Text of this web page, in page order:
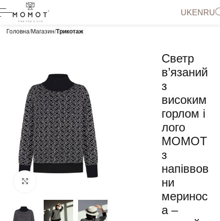
UKEN RU
Головна Магазин Трикотаж
Светр
в’язаний
з
високим
горлом і
лого
МОМОТ
з
напіввов
ни
меринос
а –